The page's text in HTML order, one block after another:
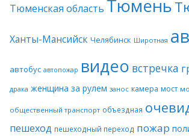
Тюменская область Тюмень
Ханты-Мансийск Челябинск Широтная
автобус автопожар видео встречка
драка женщина за рулем занос камера мост
общественный транспорт объездная
пешеход пешеходный переход пожар